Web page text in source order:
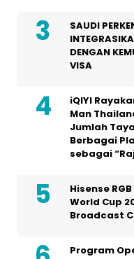
SAUDI
DENGAN
VISA
iQIYI
Man
Jumlah
Berbagai
sebagai
Hisense
World Cup
Broadcast
Program